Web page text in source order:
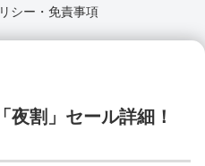
シー・免責事項
夜割」セール詳細！